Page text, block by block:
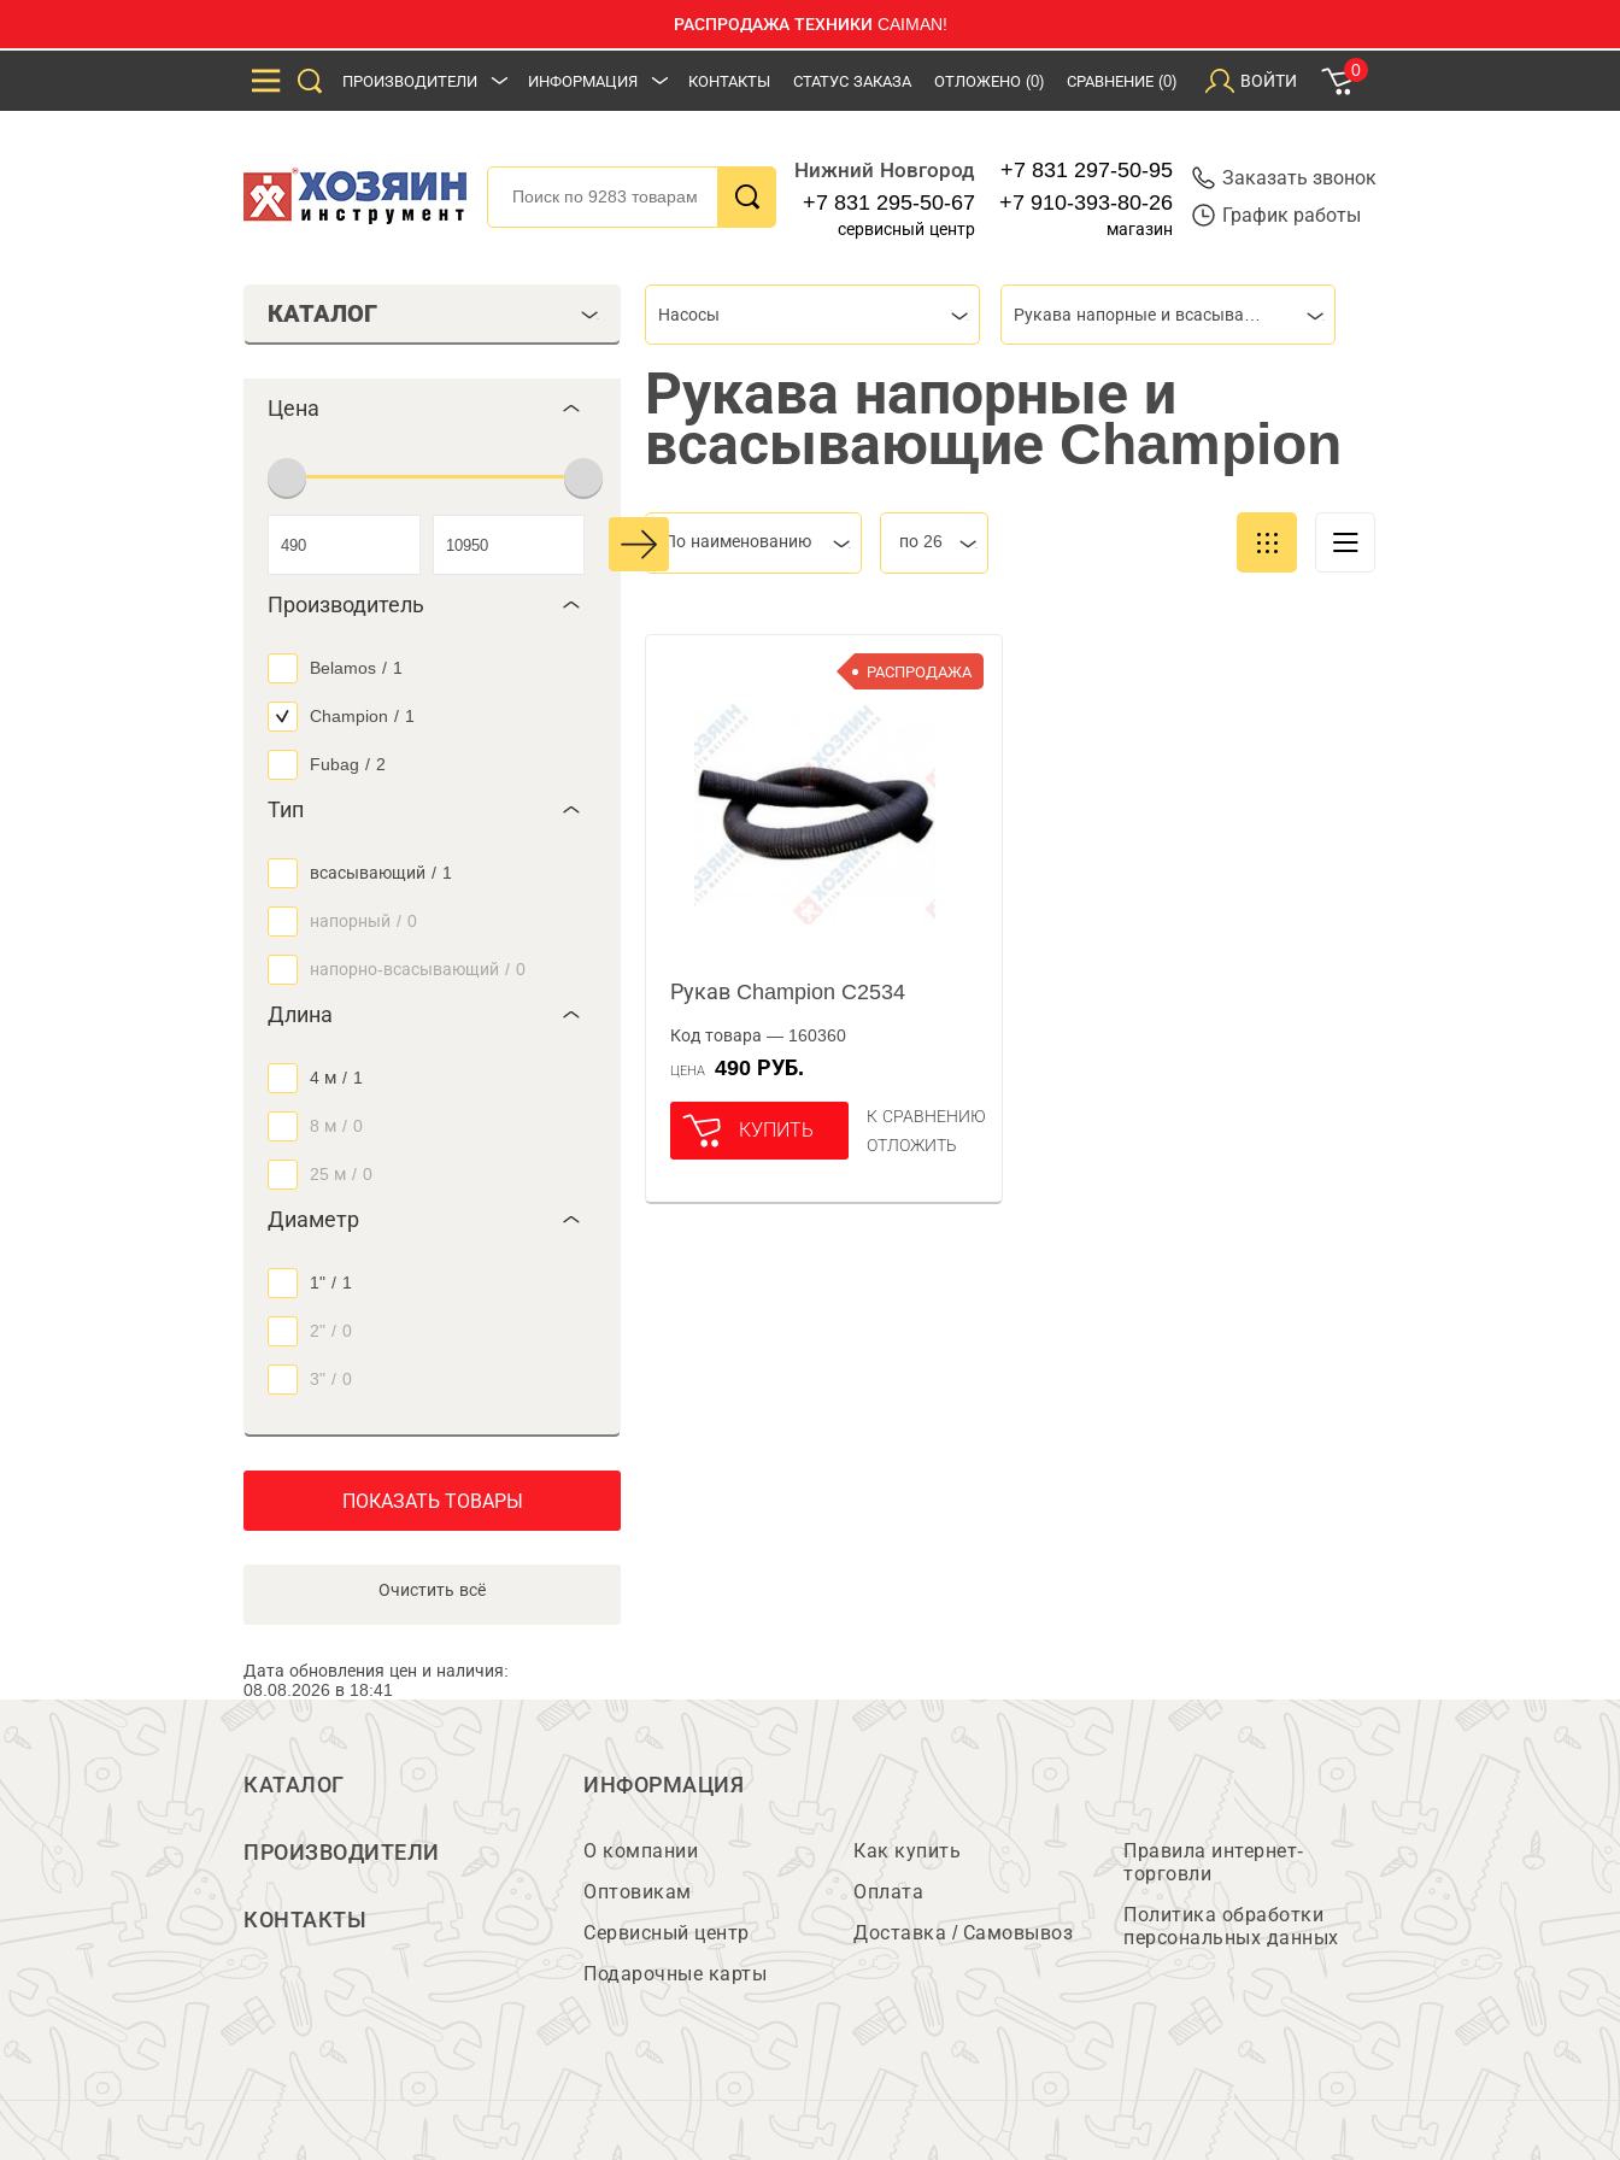
РАСПРОДАЖА ТЕХНИКИ CAIMAN!
ПРОИЗВОДИТЕЛИ ИНФОРМАЦИЯ КОНТАКТЫ СТАТУС ЗАКАЗА ОТЛОЖЕНО (0) СРАВНЕНИЕ (0) ВОЙТИ
0
Нижний Новгород
+7 831 295-50-67
сервисный центр
+7 831 297-50-95
+7 910-393-80-26
магазин
Заказать звонок
График работы
КАТАЛОГ
Цена
Производитель
Belamos / 1
Champion / 1
Fubag / 2
Тип
всасывающий / 1
напорный / 0
напорно-всасывающий / 0
Длина
4 м / 1
8 м / 0
25 м / 0
Диаметр
1" / 1
2" / 0
3" / 0
ПОКАЗАТЬ ТОВАРЫ
Очистить всё
Дата обновления цен и наличия:
08.08.2026 в 18:41
Насосы
Рукава напорные и
всасывающие Champion
По наименованию по 26
РАСПРОДАЖА
Рукав Champion C2534
Код товара — 160360
ЦЕНА 490 РУБ.
КУПИТЬ
К СРАВНЕНИЮ
ОТЛОЖИТЬ
КАТАЛОГ
ПРОИЗВОДИТЕЛИ
КОНТАКТЫ
ИНФОРМАЦИЯ
О компании
Оптовикам
Сервисный центр
Подарочные карты
Как купить
Оплата
Доставка / Самовывоз
Правила интернет-
торговли
Политика обработки
персональных данных